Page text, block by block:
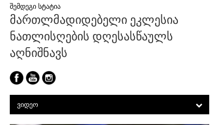
მართლმადიდებელი ეკლესია
ნათლისღების დღესასწაულს
აღნიშნავს
ᲕᲘᲓᲔᲝ